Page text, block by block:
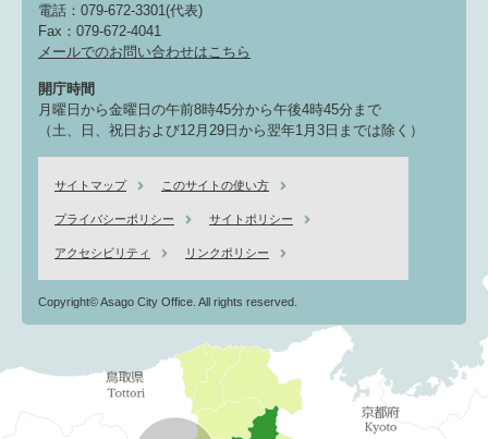
電話：079-672-3301(代表)
Fax：079-672-4041
メールでのお問い合わせはこちら
開庁時間
月曜日から金曜日の午前8時45分から午後4時45分まで
（土、日、祝日および12月29日から翌年1月3日までは除く）
サイトマップ このサイトの使い方
プライバシーポリシー サイトポリシー
アクセシビリティ リンクポリシー
Copyright© Asago City Office. All rights reserved.